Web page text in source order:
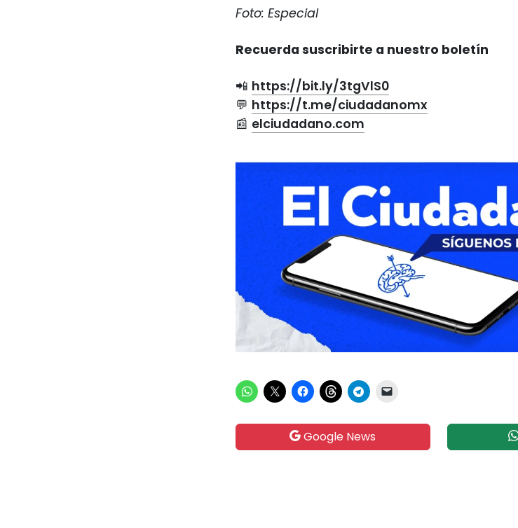
Foto: Especial
Recuerda suscribirte a nuestro boletín
📲 https://bit.ly/3tgVlS0
💬 https://t.me/ciudadanomx
📰 elciudadano.com
Google News